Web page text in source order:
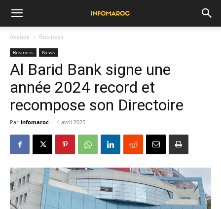
Accueil Business
Business News
Al Barid Bank signe une
année 2024 record et
recompose son Directoire
Par infomaroc - 4 avril 2025